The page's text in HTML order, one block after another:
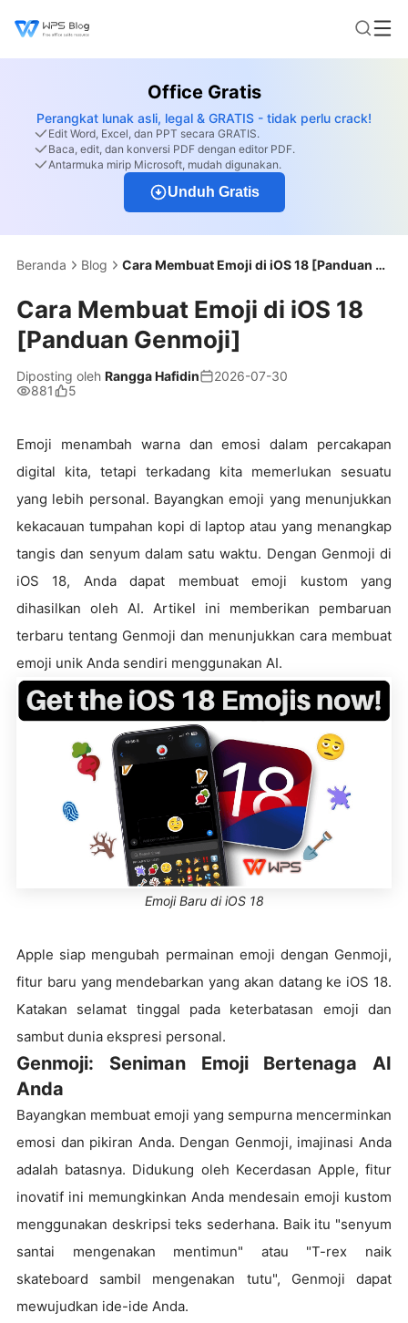
Office Gratis
Perangkat lunak asli, legal & GRATIS - tidak perlu crack!
Edit Word, Excel, dan PPT secara GRATIS.
Baca, edit, dan konversi PDF dengan editor PDF.
Antarmuka mirip Microsoft, mudah digunakan.
Unduh Gratis
Beranda Blog Cara Membuat Emoji di iOS 18 [Panduan Genmoji]
Cara Membuat Emoji di iOS 18
[Panduan Genmoji]
Diposting oleh Rangga Hafidin
2026-07-30
881
5
Emoji menambah warna dan emosi dalam percakapan
digital kita, tetapi terkadang kita memerlukan sesuatu
yang lebih personal. Bayangkan emoji yang menunjukkan
kekacauan tumpahan kopi di laptop atau yang menangkap
tangis dan senyum dalam satu waktu. Dengan Genmoji di
iOS 18, Anda dapat membuat emoji kustom yang
dihasilkan oleh AI. Artikel ini memberikan pembaruan
terbaru tentang Genmoji dan menunjukkan cara membuat
emoji unik Anda sendiri menggunakan AI.
Emoji Baru di iOS 18
Apple siap mengubah permainan emoji dengan Genmoji,
fitur baru yang mendebarkan yang akan datang ke iOS 18.
Katakan selamat tinggal pada keterbatasan emoji dan
sambut dunia ekspresi personal.
Genmoji: Seniman Emoji Bertenaga AI
Anda
Bayangkan membuat emoji yang sempurna mencerminkan
emosi dan pikiran Anda. Dengan Genmoji, imajinasi Anda
adalah batasnya. Didukung oleh Kecerdasan Apple, fitur
inovatif ini memungkinkan Anda mendesain emoji kustom
menggunakan deskripsi teks sederhana. Baik itu "senyum
santai mengenakan mentimun" atau "T-rex naik
skateboard sambil mengenakan tutu", Genmoji dapat
mewujudkan ide-ide Anda.